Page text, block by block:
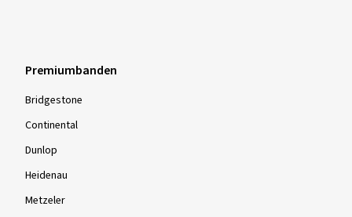
Premiumbanden
Bridgestone
Continental
Dunlop
Heidenau
Metzeler